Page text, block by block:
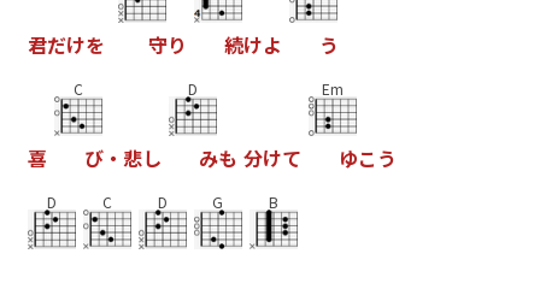
君だけを 守り 続けよ う
喜
C
び・ 悲し
D
みも 分けて
Em
ゆこ う
D C D G B